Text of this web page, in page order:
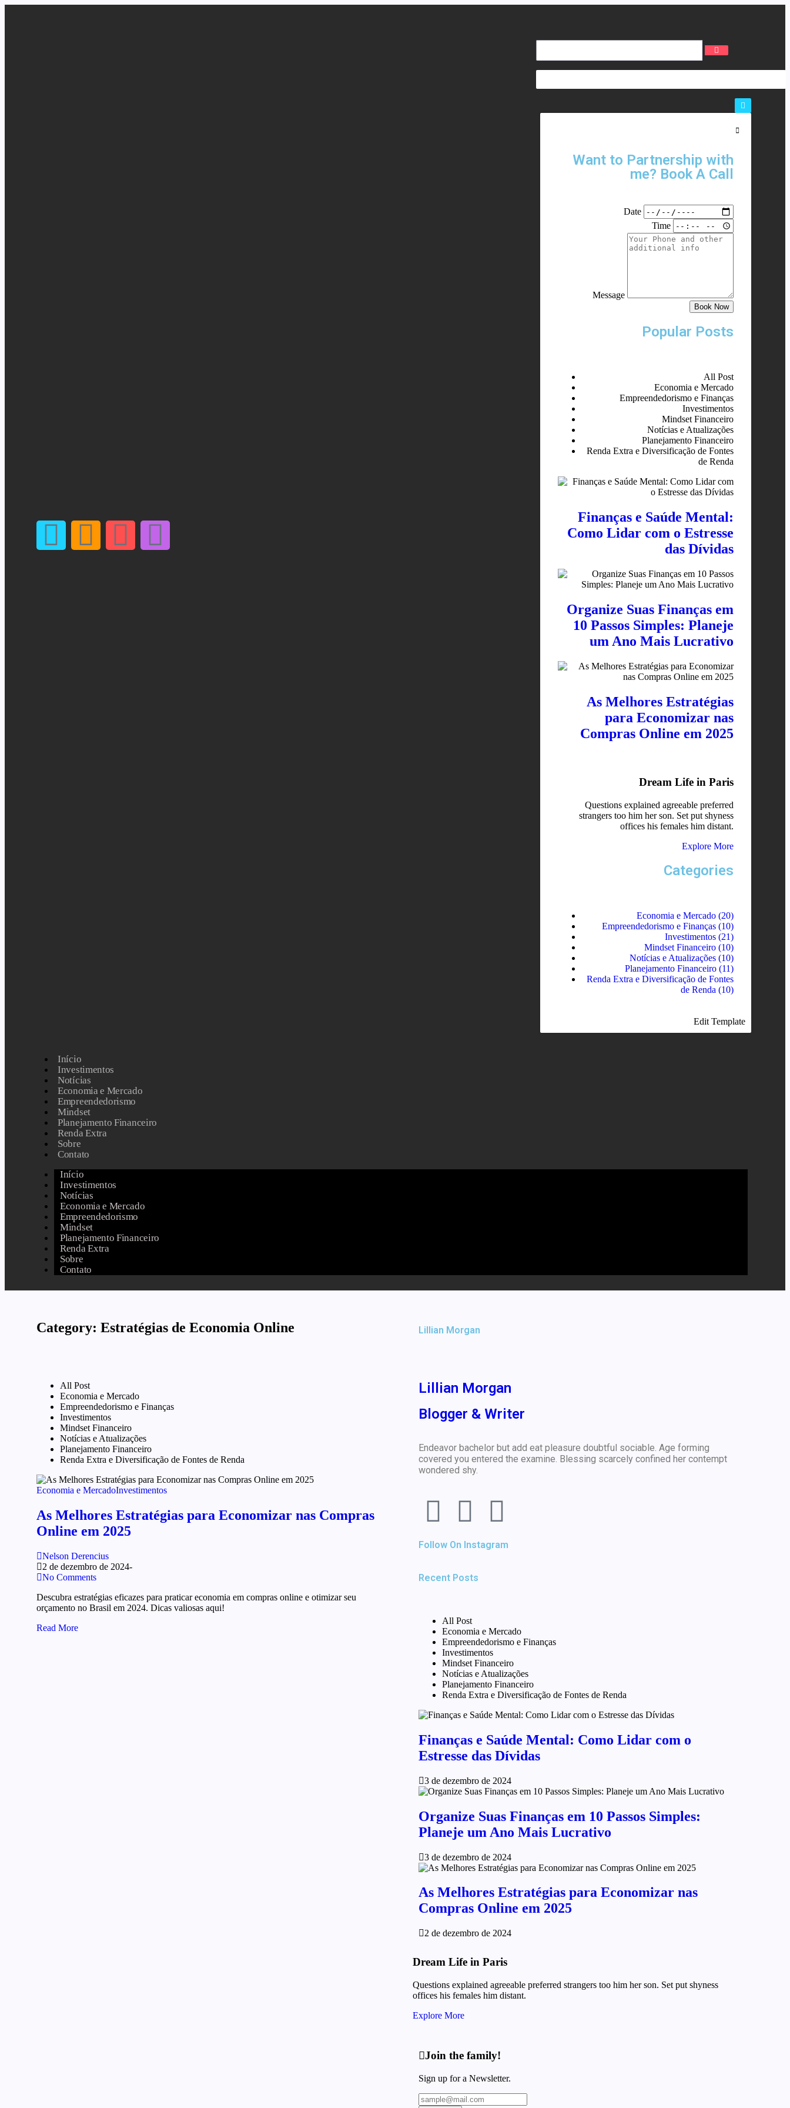
Want to Partnership with
me? Book A Call
Date
Time
Message
Book Now
Popular Posts
All Post
Economia e Mercado
Empreendedorismo e Finanças
Investimentos
Mindset Financeiro
Notícias e Atualizações
Planejamento Financeiro
Renda Extra e Diversificação de Fontes
de Renda
Finanças e Saúde Mental:
Como Lidar com o Estresse
das Dívidas
Organize Suas Finanças em
10 Passos Simples: Planeje
um Ano Mais Lucrativo
As Melhores Estratégias
para Economizar nas
Compras Online em 2025
Dream Life in Paris
Questions explained agreeable preferred
strangers too him her son. Set put shyness
offices his females him distant.
Explore More
Categories
Economia e Mercado(20)
Empreendedorismo e Finanças(10)
Investimentos(21)
Mindset Financeiro(10)
Notícias e Atualizações(10)
Planejamento Financeiro(11)
Renda Extra e Diversificação de Fontes
de Renda (10)
Edit Template
Início
Investimentos
Notícias
Economia e Mercado
Empreendedorismo
Mindset
Planejamento Financeiro
Renda Extra
Sobre
Contato
Início
Investimentos
Notícias
Economia e Mercado
Empreendedorismo
Mindset
Planejamento Financeiro
Renda Extra
Sobre
Contato
Category: Estratégias de Economia Online
All Post
Economia e Mercado
Empreendedorismo e Finanças
Investimentos
Mindset Financeiro
Notícias e Atualizações
Planejamento Financeiro
Renda Extra e Diversificação de Fontes de Renda
Economia e MercadoInvestimentos
As Melhores Estratégias para Economizar nas Compras
Online em 2025
Nelson Derencius
2 de dezembro de 2024-
No Comments
Descubra estratégias eficazes para praticar economia em compras online e otimizar seu
orçamento no Brasil em 2024. Dicas valiosas aqui!
Read More
Lillian Morgan
Lillian Morgan
Blogger & Writer
Endeavor bachelor but add eat pleasure doubtful sociable. Age forming
covered you entered the examine. Blessing scarcely confined her contempt
wondered shy.
Follow On Instagram
Recent Posts
All Post
Economia e Mercado
Empreendedorismo e Finanças
Investimentos
Mindset Financeiro
Notícias e Atualizações
Planejamento Financeiro
Renda Extra e Diversificação de Fontes de Renda
Finanças e Saúde Mental: Como Lidar com o
Estresse das Dívidas
3 de dezembro de 2024
Organize Suas Finanças em 10 Passos Simples:
Planeje um Ano Mais Lucrativo
3 de dezembro de 2024
As Melhores Estratégias para Economizar nas
Compras Online em 2025
2 de dezembro de 2024
Dream Life in Paris
Questions explained agreeable preferred strangers too him her son. Set put shyness
offices his females him distant.
Explore More
Join the family!
Sign up for a Newsletter.